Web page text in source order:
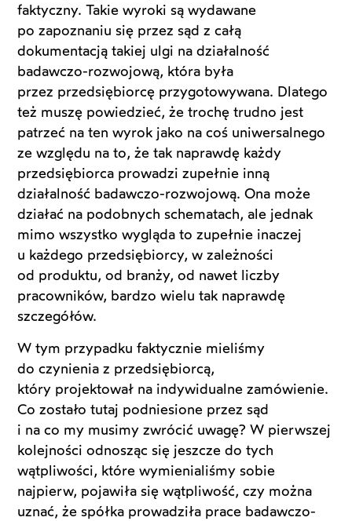
faktyczny. Takie wyroki są wydawane
po zapoznaniu się przez sąd z całą
dokumentacją takiej ulgi na działalność
badawczo-rozwojową, która była
przez przedsiębiorcę przygotowywana. Dlatego
też muszę powiedzieć, że trochę trudno jest
patrzeć na ten wyrok jako na coś uniwersalnego
ze względu na to, że tak naprawdę każdy
przedsiębiorca prowadzi zupełnie inną
działalność badawczo-rozwojową. Ona może
działać na podobnych schematach, ale jednak
mimo wszystko wygląda to zupełnie inaczej
u każdego przedsiębiorcy, w zależności
od produktu, od branży, od nawet liczby
pracowników, bardzo wielu tak naprawdę
szczegółów.
W tym przypadku faktycznie mieliśmy
do czynienia z przedsiębiorcą,
który projektował na indywidualne zamówienie.
Co zostało tutaj podniesione przez sąd
i na co my musimy zwrócić uwagę? W pierwszej
kolejności odnosząc się jeszcze do tych
wątpliwości, które wymienialiśmy sobie
najpierw, pojawiła się wątpliwość, czy można
uznać, że spółka prowadziła prace badawczo-